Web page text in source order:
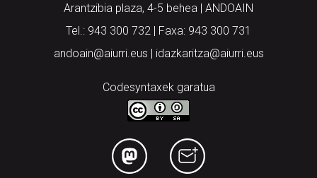
Arantzibia plaza, 4-5 behea | ANDOAIN
Tel.: 943 300 732 | Faxa: 943 300 731
andoain@aiurri.eus | idazkaritza@aiurri.eus
Codesyntaxek garatua